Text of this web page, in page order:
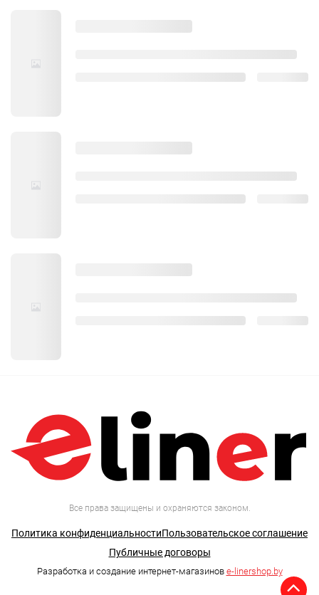
Все права защищены и охраняются законом.
Политика конфиденциальностиПользовательское соглашение
Публичные договоры
Разработка и создание интернет-магазинов e-linershop.by